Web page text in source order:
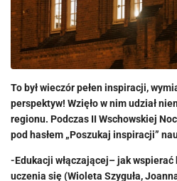
To był wieczór pełen inspiracji,
perspektyw! Wzięło w nim udział
regionu. Podczas II Wschowskiej
pod hasłem „Poszukaj inspiracji”
-Edukacji włączającej– jak
uczenia się (Wioleta Szyguła,